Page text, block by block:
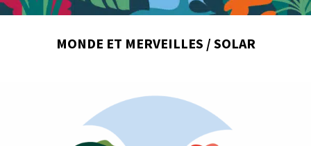
MONDE ET MERVEILLES / SOLAR